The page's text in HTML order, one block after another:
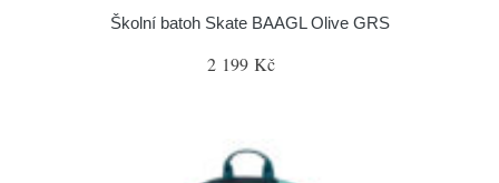
Školní batoh Skate BAAGL Olive GRS
2 199 Kč